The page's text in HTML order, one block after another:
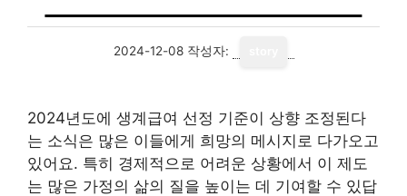
2024-12-08 작성자:
2024년도에 생계급여 선정 기준이 상향 조정된다
는 소식은 많은 이들에게 희망의 메시지로 다가오고
있어요. 특히 경제적으로 어려운 상황에서 이 제도
는 많은 가정의 삶의 질을 높이는 데 기여할 수 있답